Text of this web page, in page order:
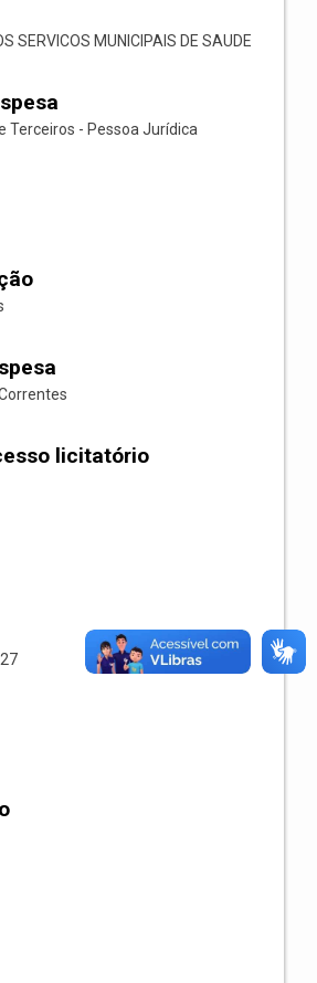
SERVICOS MUNICIPAIS DE SAUDE
Terceiros - Pessoa Jurídica
licitatório